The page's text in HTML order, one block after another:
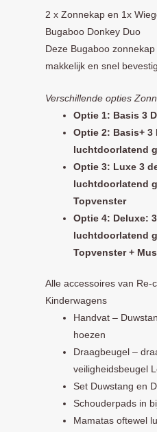
2 x Zonnekap en 1x
Bugaboo Donkey Duo
Deze Bugaboo
makkelijk en snel
Verschillende opties
Optie 1: Basis 3
Optie 2: Basis+ 3
luchtdoorlatend
Optie 3: Luxe 3
luchtdoorlatend
Topvenster
Optie 4: Deluxe:
luchtdoorlatend
Topvenster +
Alle accessoires van Re-
Kinderwagens
Handvat –
hoezen
Draagbeugel –
veiligheidsbeugel
Set Duwstang en
Schouderpads in
Mamatas oftewel